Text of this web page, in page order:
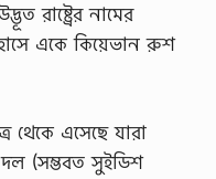
রাষ্ট্রের নামের
একে কিয়েভান রুশ
এসেছে যারা
(সম্ভবত সুইডিশ